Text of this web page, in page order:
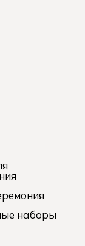
наборы